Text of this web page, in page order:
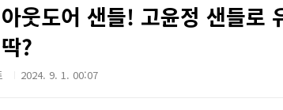
웃도어 샌들! 고윤정 샌들로
?
2024. 9. 1. 00:07